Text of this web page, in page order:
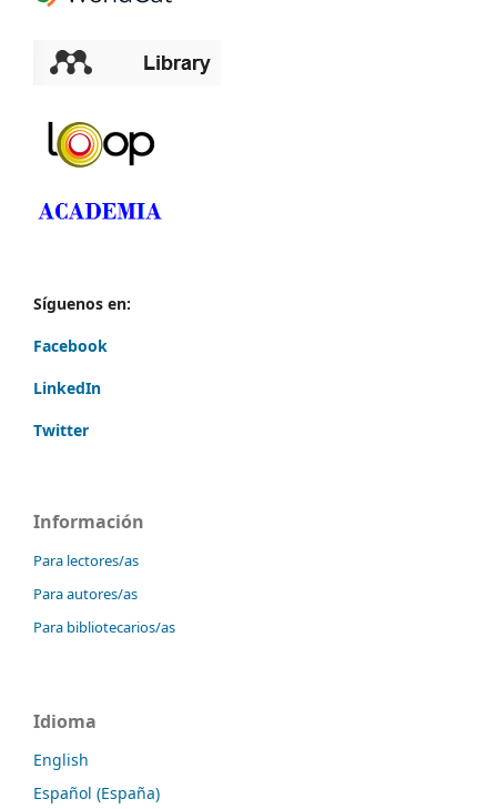
Síguenos en:
Facebook
LinkedIn
Twitter
Información
Para lectores/as
Para autores/as
Para bibliotecarios/as
Idioma
English
Español (España)